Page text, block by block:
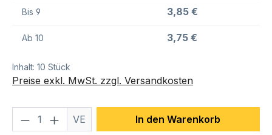
Bis 9 3,85 €
Ab 10 3,75 €
Inhalt: 10 Stück
Preise exkl. MwSt. zzgl. Versandkosten
Produkt Anzahl: Gib den
VE In den Warenkorb